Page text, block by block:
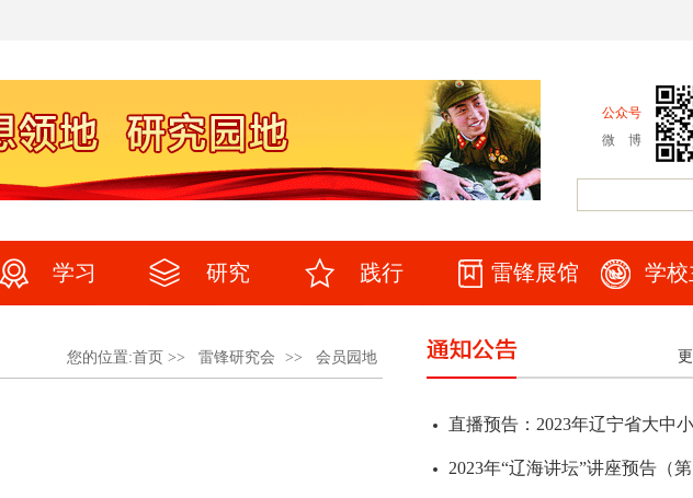
公众号
微 博
学习 研究 践行 雷锋展馆 学
您的位置:首页 >> 雷锋研究会 >> 会员园地